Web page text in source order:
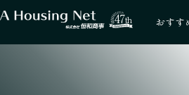
47th おすす